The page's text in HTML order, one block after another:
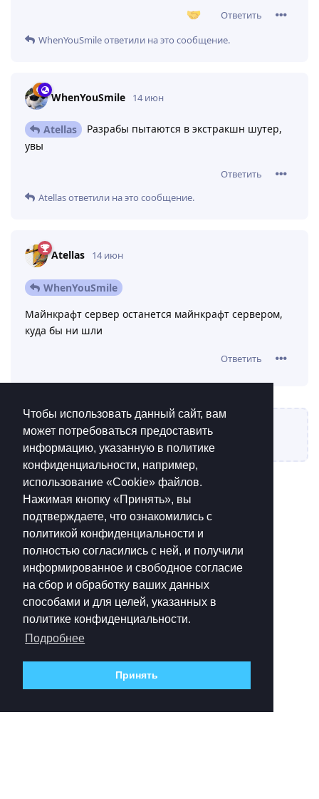
Чтобы использовать данный сайт, вам
может потребоваться предоставить
информацию, указанную в политике
конфиденциальности, например,
использование «Cookie»‎ файлов.
Нажимая кнопку «Принять», вы
подтверждаете, что ознакомились с
политикой конфиденциальности и
полностью согласились с ней, и получили
информированное и свободное согласие
на сбор и обработку ваших данных
способами и для целей, указанных в
политике конфиденциальности.
Подробнее
Принять
Ответить
WhenYouSmileответили на это сообщение.
WhenYouSmile 14 июн
Atellas
Разрабы пытаются в экстракшн шутер,
увы
Ответить
Atellasответили на это сообщение.
Atellas 14 июн
WhenYouSmile
Майнкрафт сервер останется майнкрафт сервером,
куда бы ни шли
Ответить
Написать ответ...